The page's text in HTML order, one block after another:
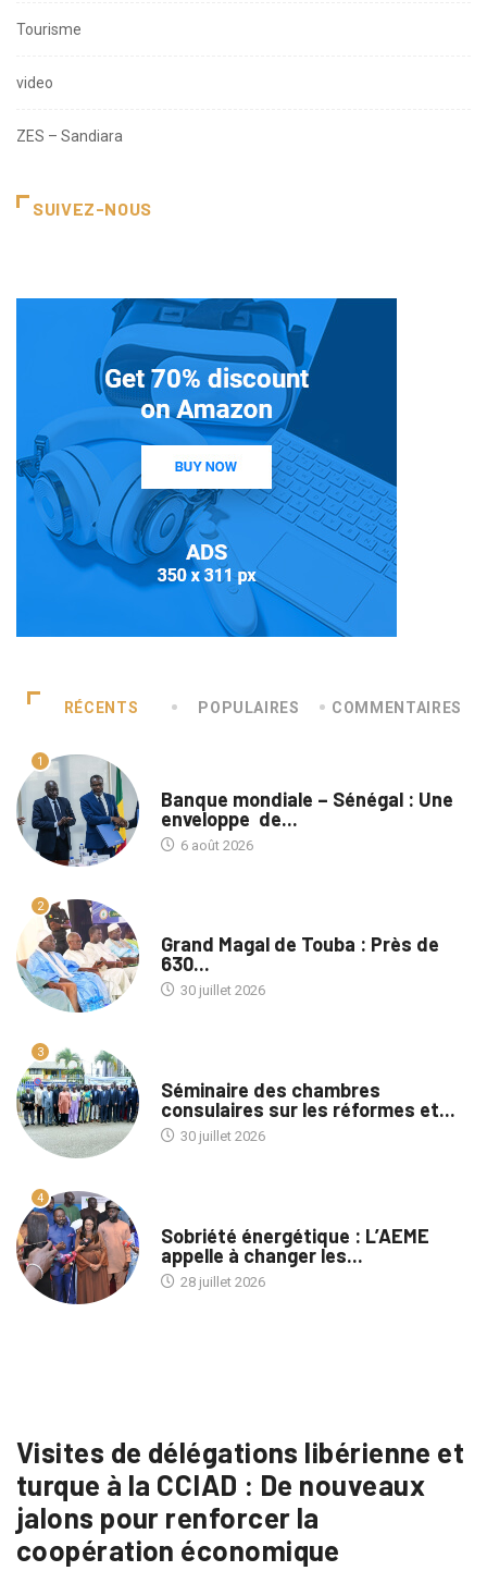
Tourisme
video
ZES – Sandiara
SUIVEZ-NOUS
RÉCENTS POPULAIRES COMMENTAIRES
1
Banque mondiale – Sénégal : Une
enveloppe de...
6 août 2026
2
Grand Magal de Touba : Près de
630...
30 juillet 2026
3
Séminaire des chambres
consulaires sur les réformes et...
30 juillet 2026
4
Sobriété énergétique : L’AEME
appelle à changer les...
28 juillet 2026
Visites de délégations libérienne et
turque à la CCIAD : De nouveaux
jalons pour renforcer la
coopération économique